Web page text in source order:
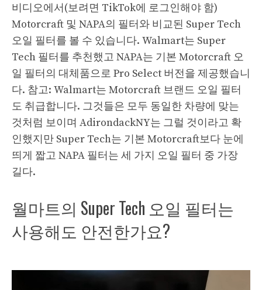
비디오에서(보려면 TikTok에 로그인해야 함)
Motorcraft 및 NAPA의 필터와 비교된 Super Tech
오일 필터를 볼 수 있습니다. Walmart는 Super
Tech 필터를 추천했고 NAPA는 기본 Motorcraft 오
일 필터의 대체품으로 Pro Select 버전을 제공했습니
다. 참고: Walmart는 Motorcraft 브랜드 오일 필터
도 취급합니다. 그것들은 모두 동일한 차량에 맞는
것처럼 보이며 AdirondackNY는 그럴 것이라고 확
인했지만 Super Tech는 기본 Motorcraft보다 눈에
띄게 짧고 NAPA 필터는 세 가지 오일 필터 중 가장
길다.
월마트의 Super Tech 오일 필터는
사용해도 안전한가요?